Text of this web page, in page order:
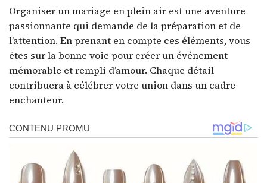
Organiser un mariage en plein air est une aventure
passionnante qui demande de la préparation et de
l’attention. En prenant en compte ces éléments, vous
êtes sur la bonne voie pour créer un événement
mémorable et rempli d’amour. Chaque détail
contribuera à célébrer votre union dans un cadre
enchanteur.